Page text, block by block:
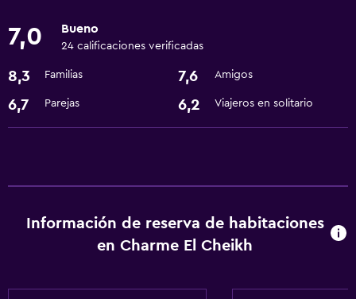
Accesibilidad y adecuación
Áreas designadas para fumadores
Lavandería
Salud y seguridad
7,0 Bueno
24 calificaciones verificadas
8,3 Familias 7,6 Amigos
6,7 Parejas 6,2 Viajeros en solitario
Información de reserva de habitaciones
en Charme El Cheikh